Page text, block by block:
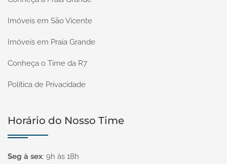
Imóveis em São Vicente
Imóveis em Praia Grande
Conheça o Time da R7
Política de Privacidade
Horário do Nosso Time
Seg à sex: 9h às 18h